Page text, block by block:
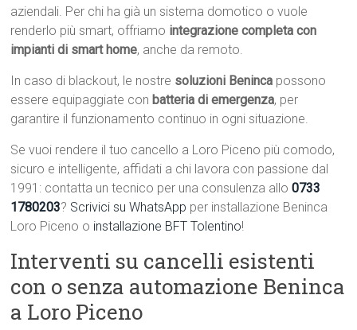
aziendali. Per chi ha già un sistema domotico o vuole
renderlo più smart, offriamo integrazione completa con
impianti di smart home, anche da remoto.
In caso di blackout, le nostre soluzioni Beninca possono
essere equipaggiate con batteria di emergenza, per
garantire il funzionamento continuo in ogni situazione.
Se vuoi rendere il tuo cancello a Loro Piceno più comodo,
sicuro e intelligente, affidati a chi lavora con passione dal
1991: contatta un tecnico per una consulenza allo0733
1780203? Scrivici su WhatsApp per installazione Beninca
Loro Piceno o installazione BFT Tolentino!
Interventi su cancelli esistenti
con o senza automazione Beninca
a Loro Piceno